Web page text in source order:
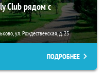
Club рядом с
ул. Рождественская, д. 25
ПОДРОБНЕЕ